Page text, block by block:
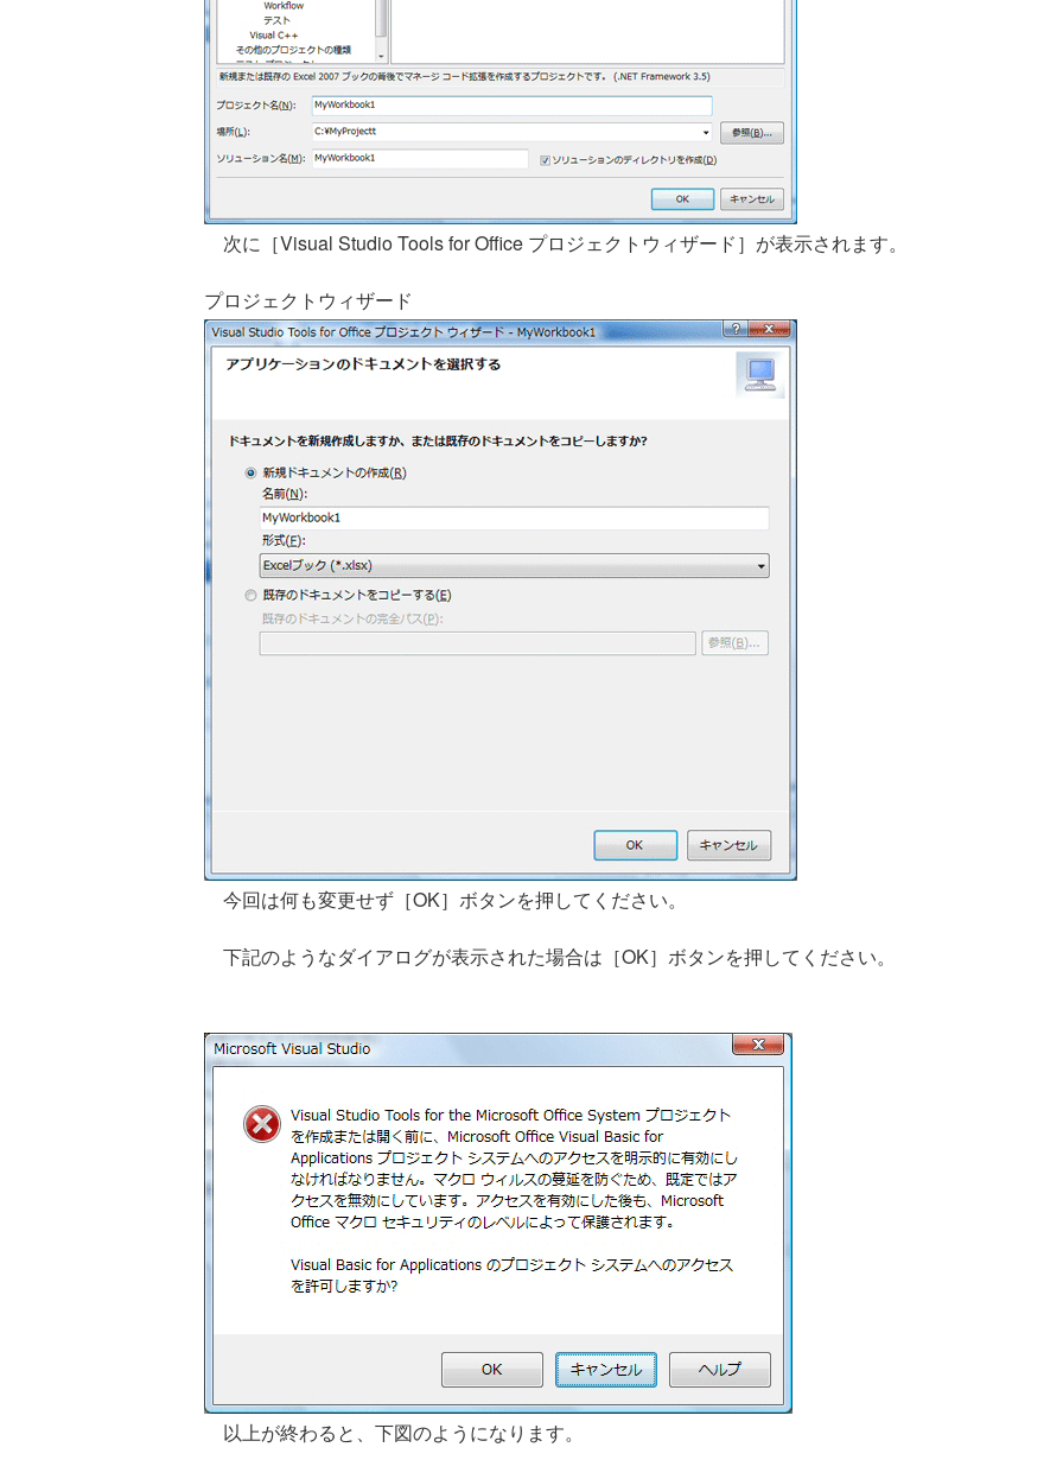
次に［Visual Studio Tools for Office プロジェクトウィザード］が表示されます。
プロジェクトウィザード
今回は何も変更せず［OK］ボタンを押してください。
下記のようなダイアログが表示された場合は［OK］ボタンを押してください。
以上が終わると、下図のようになります。